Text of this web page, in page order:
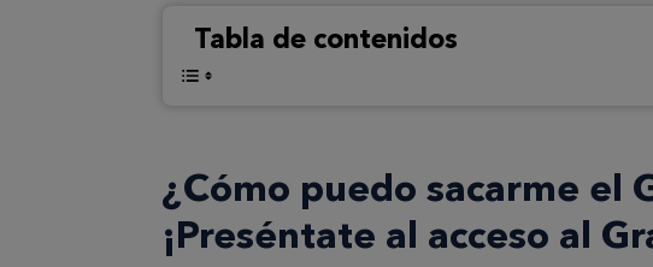
Tabla de contenidos
¿Cómo puedo sacarme el
¡Preséntate al acceso al